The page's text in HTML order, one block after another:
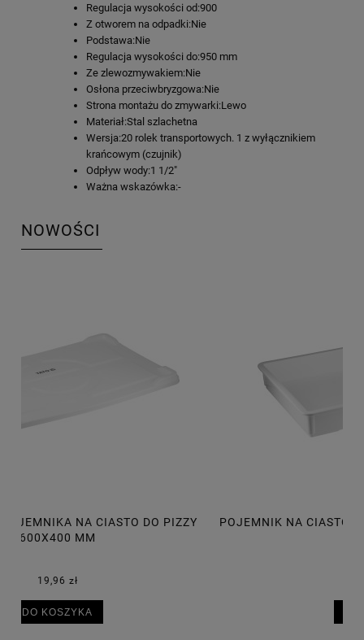
Regulacja wysokości od:900
Z otworem na odpadki:Nie
Podstawa:Nie
Regulacja wysokości do:950 mm
Ze zlewozmywakiem:Nie
Osłona przeciwbryzgowa:Nie
Strona montażu do zmywarki:Lewo
Materiał:Stal szlachetna
Wersja:20 rolek transportowych. 1 z wyłącznikiem
krańcowym (czujnik)
Odpływ wody:1 1/2"
Ważna wskazówka:-
NOWOŚCI
POJEMNIK NA CIASTO DO PIZZY 600X400X75 MM, 14L